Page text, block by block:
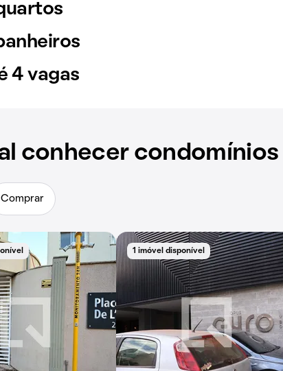
4 vagas
conhecer condomínios
Comprar
1 imóvel disponível